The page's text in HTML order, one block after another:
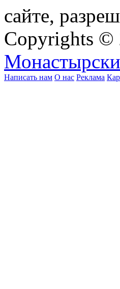
сайте,
Copyrights ©
Написать нам О нас Реклама